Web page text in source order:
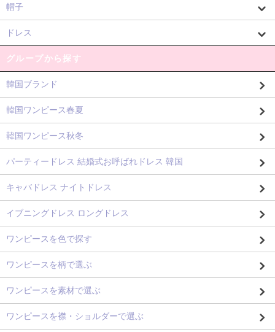
帽子
ドレス
グループから探す
韓国ブランド
韓国ワンピース春夏
韓国ワンピース秋冬
パーティードレス 結婚式お呼ばれドレス 韓国
キャバドレス ナイトドレス
イブニングドレス ロングドレス
ワンピースを色で探す
ワンピースを柄で選ぶ
ワンピースを素材で選ぶ
ワンピースを襟・ショルダーで選ぶ